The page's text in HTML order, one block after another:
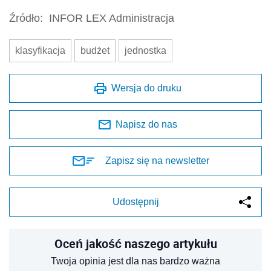
Źródło: INFOR LEX Administracja
klasyfikacja budżet jednostka
Wersja do druku
Napisz do nas
Zapisz się na newsletter
Udostępnij
Oceń jakość naszego artykułu
Twoja opinia jest dla nas bardzo ważna